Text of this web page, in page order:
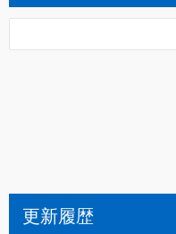
更新履歴